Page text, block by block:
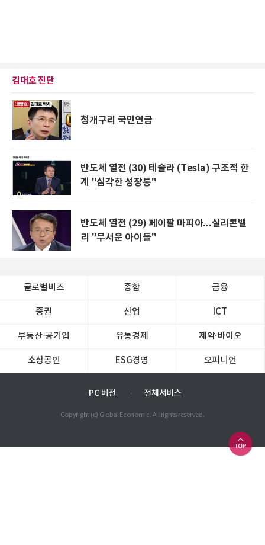
김대호 진단
청개구리 국민연금
반도체 열전 (30) 테슬라 (Tesla) 구조적 한
계 "심각한 성장통"
반도체 열전 (29) 페이팔 마피아...실리콘밸
리 "무서운 아이들"
글로벌비즈 종합 금융
증권 산업 ICT
부동산·공기업 유통경제 제약∙바이오
소상공인 ESG경영 오피니언
PC 버전 전체서비스
Copyright (c) Global Economic. All rights reserved.